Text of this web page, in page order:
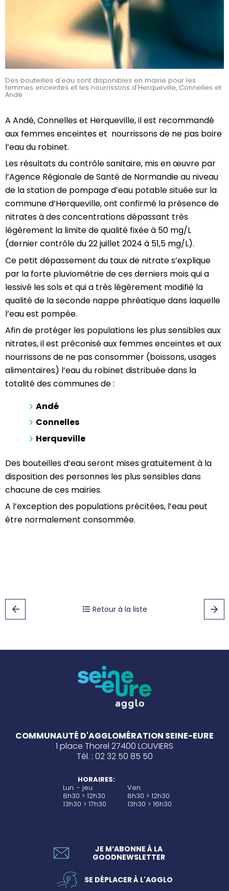
Des bouteilles d'eau sont disponibles en mairie pour les
femmes enceintes et les nourrissons d'Herqueville, Connelles et
Andé
A Andé, Connelles et Herqueville, il est recommandé
aux femmes enceintes et nourrissons de ne pas boire
l’eau du robinet.
Les résultats du contrôle sanitaire, mis en œuvre par
l’Agence Régionale de Santé de Normandie au niveau
de la station de pompage d’eau potable située sur la
commune d’Herqueville, ont confirmé la présence de
nitrates à des concentrations dépassant très
légèrement la limite de qualité fixée à 50 mg/L
(dernier contrôle du 22 juillet 2024 à 51,5 mg/L).
Ce petit dépassement du taux de nitrate s’explique
par la forte pluviométrie de ces derniers mois qui a
lessivé les sols et qui a très légèrement modifié la
qualité de la seconde nappe phréatique dans laquelle
l’eau est pompée.
Afin de protéger les populations les plus sensibles aux
nitrates, il est préconisé aux femmes enceintes et aux
nourrissons de ne pas consommer (boissons, usages
alimentaires) l’eau du robinet distribuée dans la
totalité des communes de :
Andé
Connelles
Herqueville
Des bouteilles d’eau seront mises gratuitement à la
disposition des personnes les plus sensibles dans
chacune de ces mairies.
A l’exception des populations précitées, l’eau peut
être normalement consommée.
Retour à la liste
COMMUNAUTÉ D'AGGLOMÉRATION SEINE-EURE
1 place Thorel 27400 LOUVIERS
Tél. : 02 32 50 85 50
HORAIRES:
Lun. - jeu.
8h30 > 12h30
13h30 > 17h30
Ven.
8h30 > 12h30
13h30 > 16h30
JE M’ABONNE À LA
GOODNEWSLETTER
SE DÉPLACER À L'AGGLO